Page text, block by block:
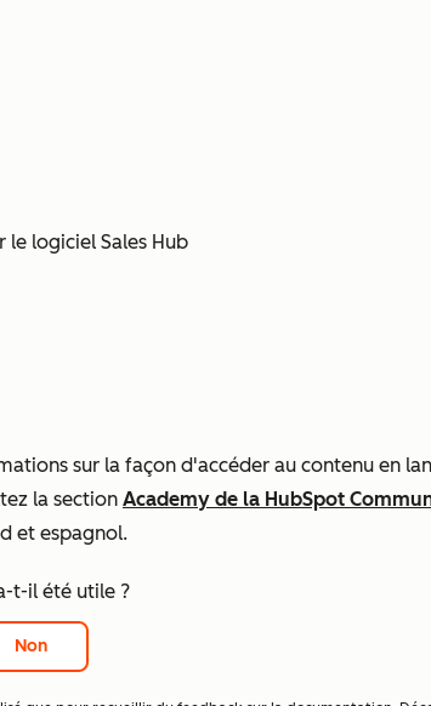
logiciel Sales Hub
sur la façon d'accéder au contenu en
la section Academy de la HubSpot
et espagnol.
t-il été utile ?
Non